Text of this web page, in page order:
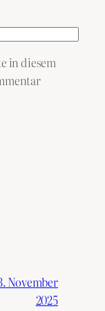
in diesem
November
2025